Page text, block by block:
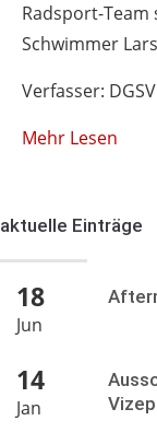
Radsport-
Schwimmer
Verfasser: DGSV
Mehr Lesen
aktuelle Einträge
18
Jun
14
Jan